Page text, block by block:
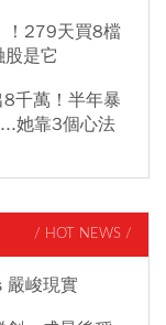
！279天買8檔
是它
千萬！半年暴
她靠3個心法
/ HOT NEWS /
嚴峻現實